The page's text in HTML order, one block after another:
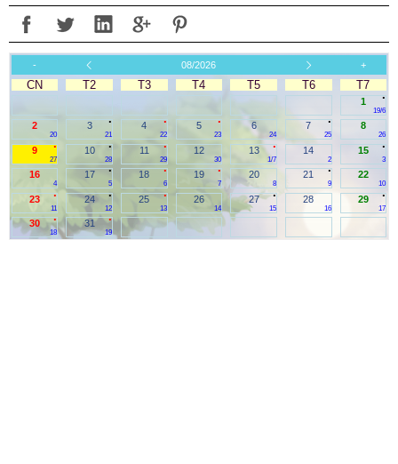
- 08/2026 +
CN T2 T3 T4 T5 T6 T7
.
1
19/6
2
20
.
3
21
.
4
22
.
5
23
6
24
.
7
25
8
26
.
9
27
.
10
28
.
11
29
12
30
.
13
1/7
14
2
.
15
3
16
4
.
17
5
.
18
6
.
19
7
20
8
.
21
9
22
10
.
23
11
.
24
12
.
25
13
26
14
.
27
15
28
16
.
29
17
.
30
18
.
31
19